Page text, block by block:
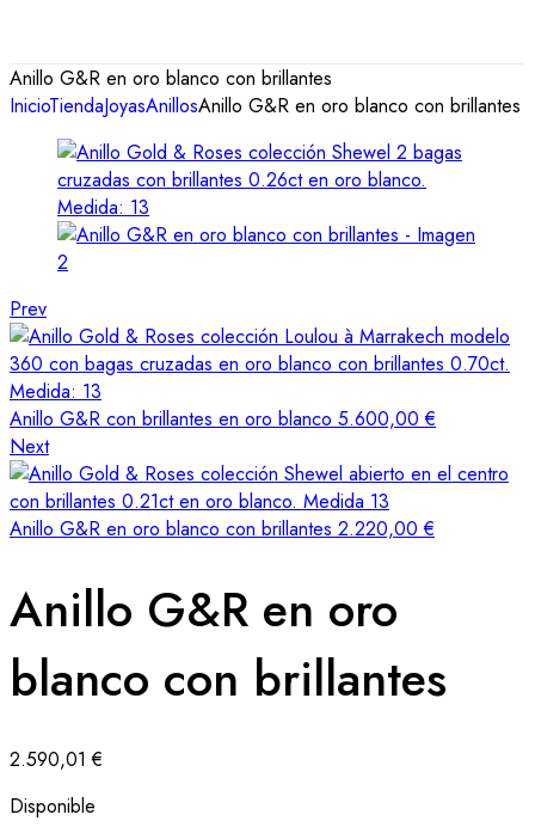
Anillo G&R en oro blanco con brillantes
InicioTiendaJoyasAnillosAnillo G&R en oro blanco con brillantes
Prev
Anillo G&R con brillantes en oro blanco 5.600,00€
Next
Anillo G&R en oro blanco con brillantes 2.220,00€
Anillo G&R en oro
blanco con brillantes
2.590,01€
Disponible